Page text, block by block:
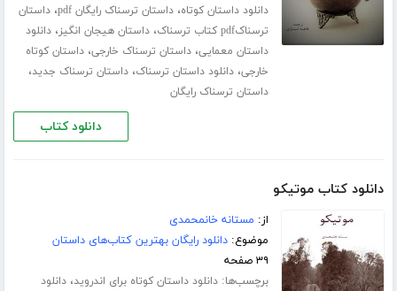
دانلود داستان کوتاه،داستان ترسناک رایگان pdf ،داستان
ترسناکpdf کتاب ترسناک
،داستان هیجان انگیز،دانلود
داستان معمایی،داستان ترسناک خارجی،داستان کوتاه
خارجی،دانلود داستان ترسناک،داستان ترسناک جدید،
داستان ترسناک رایگان
دانلود کتاب
دانلود کتاب موتیکو
از: مستانه خانمحمدی
موضوع:دانلود رایگان بهترین کتاب‌های داستان
۳۹ صفحه
برچسب‌ها:دانلود داستان کوتاه برای اندروید،دانلود